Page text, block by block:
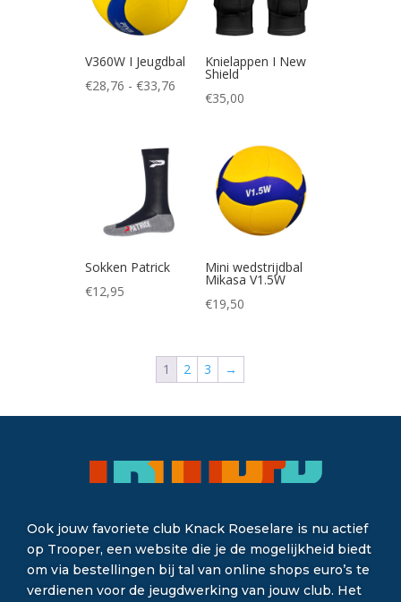
V360W I Jeugdbal
€28,76 - €33,76Prijsklasse:
€28,76
Knielappen I New
Shield
€35,00
Sokken Patrick
€12,95
Mini wedstrijdbal
Mikasa V1.5W
€19,50
1 2 3 →
Ook jouw favoriete club Knack Roeselare is nu actief
op Trooper, een website die je de mogelijkheid biedt
om via bestellingen bij tal van online shops euro’s te
verdienen voor de jeugdwerking van jouw club. Het